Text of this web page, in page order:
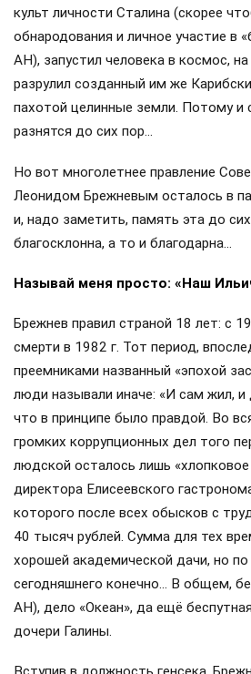
культ личности Сталина (скорее
обнародования и личное участие в
АН), запустил человека в космос,
разрулил созданный им же
пахотой целинные земли. Потому и
разнятся до сих пор…
Но вот многолетнее правление
Леонидом Брежневым осталось в
и, надо заметить, память эта до
благосклонна, а то и благодарна…
Называй меня просто: «Наш
Брежнев правил страной 18 лет: с
смерти в 1982 г. Тот период,
преемниками названный «эпохой
люди называли иначе: «И сам жил, и
что в принципе было правдой. Во
громких коррупционных дел того
людской осталось лишь «хлопковое
директора Елисеевского
которого после всех обысков с
40 тысяч рублей. Сумма для тех
хорошей академической дачи, но
сегодняшнего конечно… В общем,
АН), дело «Океан», да ещё
дочери Галины.